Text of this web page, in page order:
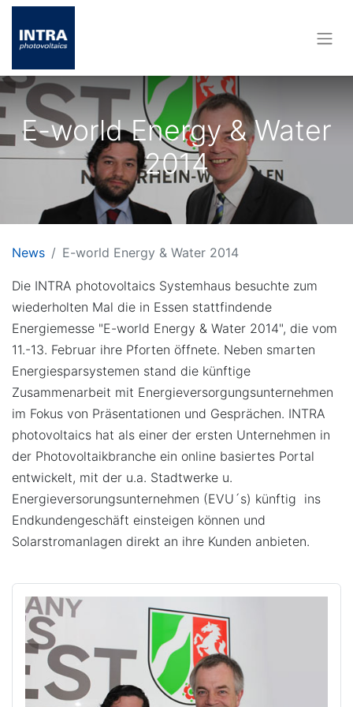
E-world Energy & Water
2014
News E-world Energy & Water 2014
Die INTRA photovoltaics Systemhaus besuchte zum
wiederholten Mal die in Essen stattfindende
Energiemesse "E-world Energy & Water 2014", die vom
11.-13. Februar ihre Pforten öffnete. Neben smarten
Energiesparsystemen stand die künftige
Zusammenarbeit mit Energieversorgungsunternehmen
im Fokus von Präsentationen und Gesprächen. INTRA
photovoltaics hat als einer der ersten Unternehmen in
der Photovoltaikbranche ein online basiertes Portal
entwickelt, mit der u.a. Stadtwerke u.
Energieversorungsunternehmen (EVU´s) künftig ins
Endkundengeschäft einsteigen können und
Solarstromanlagen direkt an ihre Kunden anbieten.